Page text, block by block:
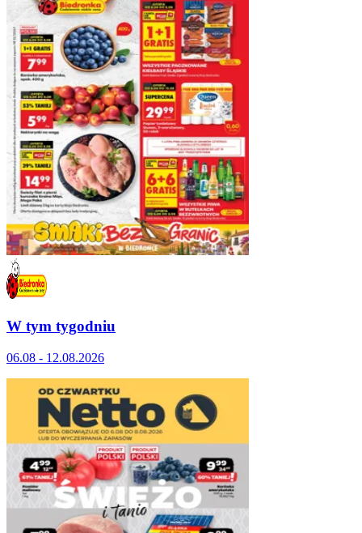
W tym tygodniu
06.08 - 12.08.2026